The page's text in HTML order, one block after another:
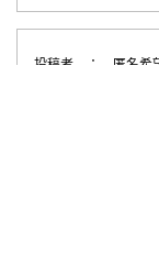
投稿者
匿名希